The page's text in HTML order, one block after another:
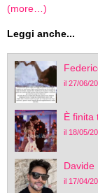
(more…)
Leggi anche...
il 27/06/
È finita
il 18/05/
Davide
il 17/04/